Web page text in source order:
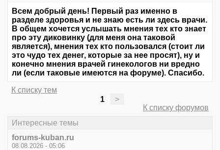
Всем добрый день! Первый раз именно в
разделе здоровья и не знаю есть ли здесь врачи.
В общем хочется услышать мнения тех кто знает
про эту диковинку (для меня она таковой
является), мнения тех кто пользовался (стоит ли
это чудо тех денег, которые за нее просят), ну и
конечно мнения врачей гинекологов ни вредно
ли (если таковые имеются на форуме). Спасибо.
К списку тем
1
>
К списку форумов
Интересные темы
forums-kuban.ru
08.08.2026 - 05:06